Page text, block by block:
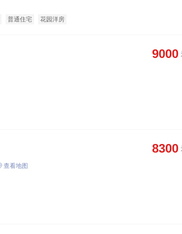
普通住宅 花园洋房
9000
8300
查看地图